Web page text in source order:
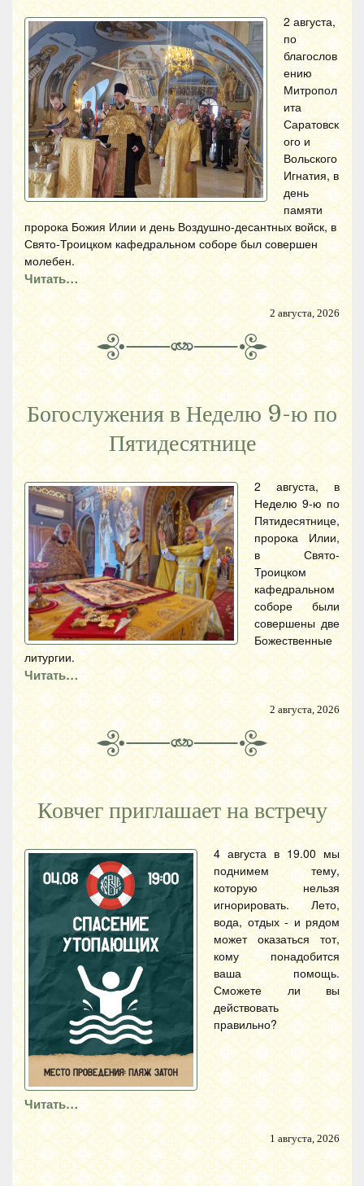
2 августа,
по
благослов
ению
Митропол
ита
Саратовск
ого и
Вольского
Игнатия, в
день
памяти
пророка Божия Илии и день Воздушно-десантных войск, в
Свято-Троицком кафедральном соборе был совершен
молебен.
Читать…
2 августа, 2026
Богослужения в Неделю 9-ю по
Пятидесятнице
2 августа, в
Неделю 9-ю по
Пятидесятнице,
пророка Илии,
в Свято-
Троицком
кафедральном
соборе были
совершены две
Божественные
литургии.
Читать…
2 августа, 2026
Ковчег приглашает на встречу
4 августа в 19.00 мы
поднимем тему,
которую нельзя
игнорировать. Лето,
вода, отдых - и рядом
может оказаться тот,
кому понадобится
ваша помощь.
Сможете ли вы
действовать
правильно?
Читать…
1 августа, 2026